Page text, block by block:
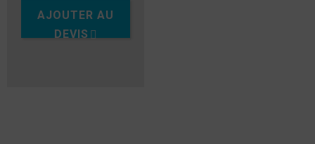
AJOUTER AU
DEVIS